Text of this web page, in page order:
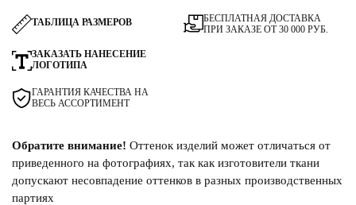
ТАБЛИЦА РАЗМЕРОВ
ЗАКАЗАТЬ НАНЕСЕНИЕ
ЛОГОТИПА
ГАРАНТИЯ КАЧЕСТВА НА
ВЕСЬ АССОРТИМЕНТ
БЕСПЛАТНАЯ ДОСТАВКА
ПРИ ЗАКАЗЕ ОТ 30 000 РУБ.
Обратите внимание! Оттенок изделий может отличаться от
приведенного на фотографиях, так как изготовители ткани
допускают несовпадение оттенков в разных производственных
партиях